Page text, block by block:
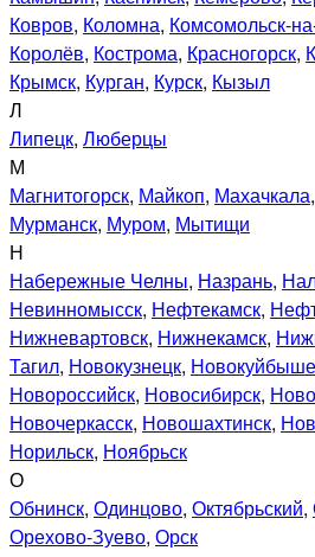
Ковров, Коломна, Комсомольск-
Королёв, Кострома, Красногорск,
Крымск, Курган, Курск, Кызыл
Л
Липецк, Люберцы
М
Магнитогорск, Майкоп, Махачкала,
Мурманск, Муром, Мытищи
Н
Набережные Челны, Назрань,
Невинномысск, Нефтекамск,
Нижневартовск, Нижнекамск,
Тагил, Новокузнецк,
Новороссийск, Новосибирск,
Новочеркасск, Новошахтинск,
Норильск, Ноябрьск
О
Обнинск, Одинцово, Октябрьский,
Орехово-Зуево, Орск